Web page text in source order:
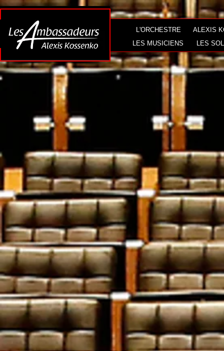
LES MUSICIENS
L'ORCHESTRE
LES
ALEXIS